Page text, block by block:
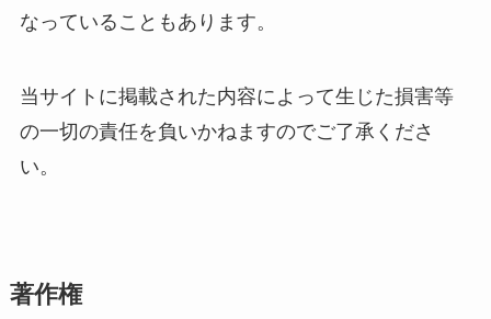
なっていることもあります。
当サイトに掲載された内容によって生じた損害等
の一切の責任を負いかねますのでご了承くださ
い。
著作権